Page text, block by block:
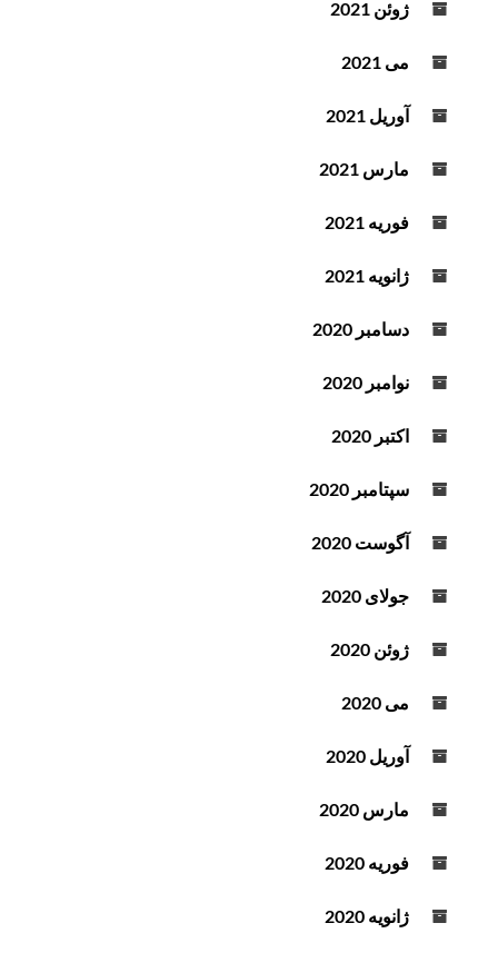
ژوئن 2021
می 2021
آوریل 2021
مارس 2021
فوریه 2021
ژانویه 2021
دسامبر 2020
نوامبر 2020
اکتبر 2020
سپتامبر 2020
آگوست 2020
جولای 2020
ژوئن 2020
می 2020
آوریل 2020
مارس 2020
فوریه 2020
ژانویه 2020